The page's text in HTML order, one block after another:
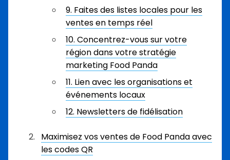
9. Faites des listes locales pour les
ventes en temps réel
10. Concentrez-vous sur votre
région dans votre stratégie
marketing Food Panda
11. Lien avec les organisations et
événements locaux
12. Newsletters de fidélisation
Maximisez vos ventes de Food Panda avec
les codes QR